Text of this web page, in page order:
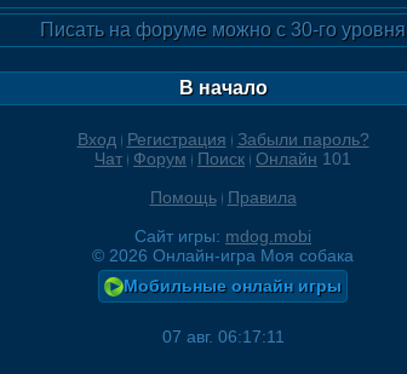
Писать на форуме можно с 30-го уровня
В начало
Вход Регистрация
Забыли пароль?
Чат
Форум Поиск Онлайн 101
Помощь
Правила
Сайт игры: mdog.mobi
© 2026 Онлайн-игра Моя собака
Мобильные онлайн игры
07 авг. 06:17:11